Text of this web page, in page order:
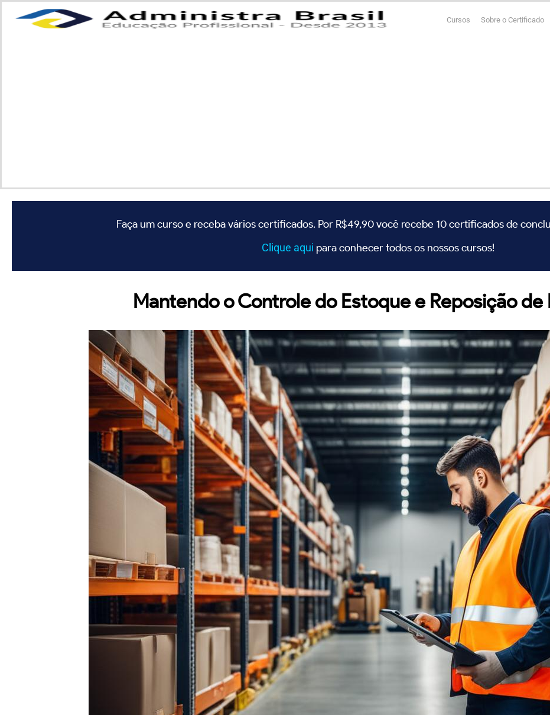
Cursos Sobre o Certificado
Faça um curso e receba vários certificados. Por R$49,90 você recebe 10 certificados de
Clique aqui para conhecer todos os nossos cursos!
Mantendo o Controle do Estoque e Reposição de